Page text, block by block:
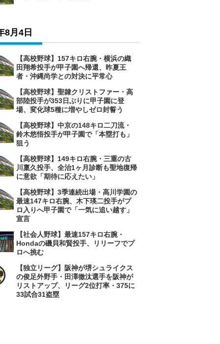
8月4日
【高校野球】157キロ右腕・横浜の織
田翔希投手が甲子園へ帰還、昨夏王
者・沖縄尚学との対決に平常心
【高校野球】聖隷クリストファー・高
部陸投手が353日ぶりに甲子園に登
場、変化球5種に増やしゼロ封誓う
【高校野球】中京の148キロ二刀流・
鈴木悠悟投手が甲子園で「本塁打も」
狙う
【高校野球】149キロ右腕・三重の古
川稟久投手、全治1ヶ月診断も聖地復帰
に意欲「期待に応えたい」
【高校野球】3季連続出場・高川学園の
最速147キロ右腕、木下瑛二投手がプ
ロ入りへ甲子園で「一気に追い越す」
宣言
【社会人野球】最速157キロ右腕・
Hondaの磯貝和賢投手、リリーフでプ
ロへ挑む
【独立リーグ】阪神が堺シュライクス
の俊足外野手・田澤徹汰選手を阪神が
リストアップ、リーグ2位打率・375に
33試合31盗塁